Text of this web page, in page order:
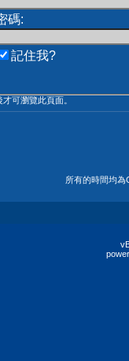
碼:
記住我?
才可瀏覽此頁面。
所有的時間均為